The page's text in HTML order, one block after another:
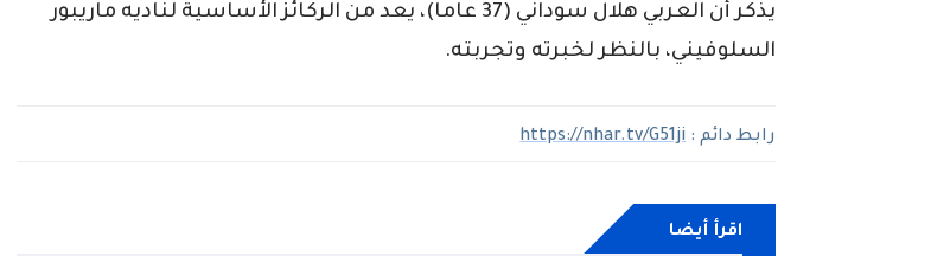
يذكر أن العربي هلال سوداني (37 عاما)، يعد من الركائز الأساسية لناديه ماريبور
السلوفيني، بالنظر لخبرته وتجربته.
رابط دائم :https://nhar.tv/G51ji
اقرأ أيضا